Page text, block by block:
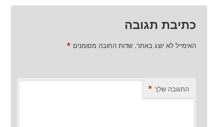
כתיבת תגובה
האימייל לא יוצג באתר. שדות החובה מסומנים *
התגובה שלך *